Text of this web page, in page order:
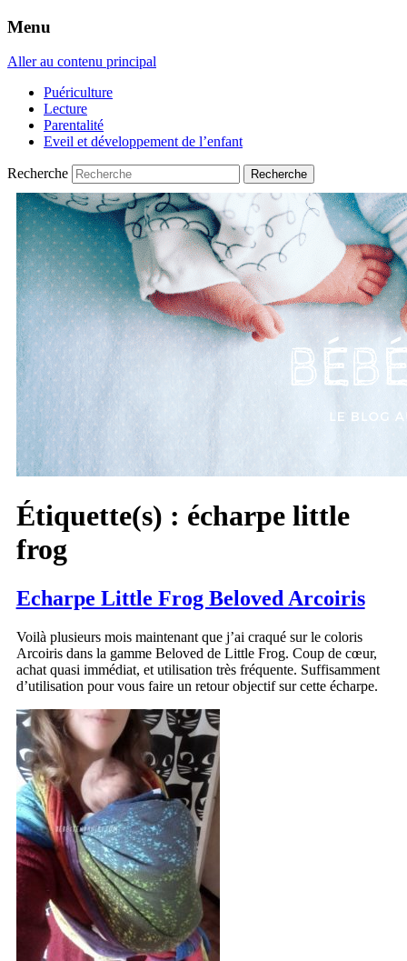
Menu
Aller au contenu principal
Puériculture
Lecture
Parentalité
Eveil et développement de l’enfant
Recherche
Étiquette(s) : écharpe little
frog
Echarpe Little Frog Beloved Arcoiris
Voilà plusieurs mois maintenant que j’ai craqué sur le coloris
Arcoiris dans la gamme Beloved de Little Frog. Coup de cœur,
achat quasi immédiat, et utilisation très fréquente. Suffisamment
d’utilisation pour vous faire un retour objectif sur cette écharpe.